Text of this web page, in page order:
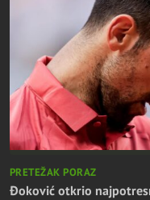
PRETEŽAK PORAZ
Đoković otkrio